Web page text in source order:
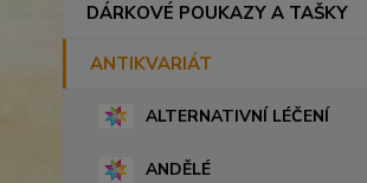
DÁRKOVÉ POUKAZY A TAŠKY
ANTIKVARIÁT
ALTERNATIVNÍ LÉČENÍ
ANDĚLÉ